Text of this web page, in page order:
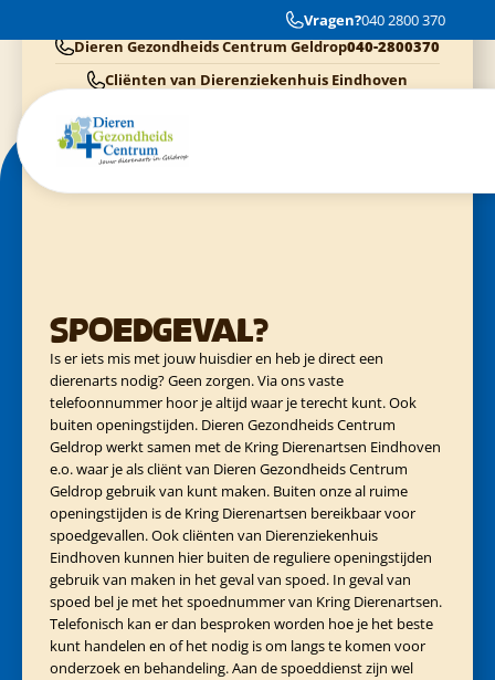
Vragen?040 2800 370
Dieren Gezondheids Centrum Geldrop040-2800370
Cliënten van Dierenziekenhuis Eindhoven
Cliënten van Kring Eindhoven
Cliënten van Evidensia praktijken
Spoedgeval?
Is er iets mis met jouw huisdier en heb je direct een
dierenarts nodig? Geen zorgen. Via ons vaste
telefoonnummer hoor je altijd waar je terecht kunt. Ook
buiten openingstijden. Dieren Gezondheids Centrum
Geldrop werkt samen met de Kring Dierenartsen Eindhoven
e.o. waar je als cliënt van Dieren Gezondheids Centrum
Geldrop gebruik van kunt maken. Buiten onze al ruime
openingstijden is de Kring Dierenartsen bereikbaar voor
spoedgevallen. Ook cliënten van Dierenziekenhuis
Eindhoven kunnen hier buiten de reguliere openingstijden
gebruik van maken in het geval van spoed. In geval van
spoed bel je met het spoednummer van Kring Dierenartsen.
Telefonisch kan er dan besproken worden hoe je het beste
kunt handelen en of het nodig is om langs te komen voor
onderzoek en behandeling. Aan de spoeddienst zijn wel